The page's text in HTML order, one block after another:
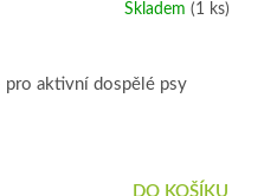
Skladem (1 ks)
DO KOŠÍKU
pro aktivní dospělé psy